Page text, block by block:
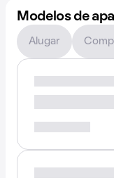
Modelos de
Alugar